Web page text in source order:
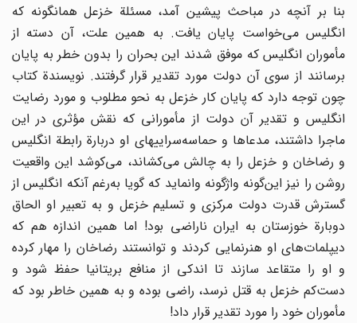
بنا بر آنچه در مباحث پیشین آمد، مسئلة خزعل همانگونه که
انگلیس می‌خواست پایان یافت. به همین علت، آن دسته از
مأموران انگلیس که موفق شدند این بحران را بدون خطر به پایان
برسانند از سوی آن دولت مورد تقدیر قرار گرفتند. نویسندة کتاب
چون توجه دارد که پایان کار خزعل به نحو مطلوب و مورد رضایت
انگلیس و تقدیر آن دولت از مأمورانی که نقش مؤثری در این
ماجرا داشتند، مدعاها و حماسه‌سراییهای او دربارة رابطة انگلیس
و رضاخان و خزعل را به چالش می‌کشاند، می‌کوشد این واقعیت
روشن را نیز این‌گونه واژگونه وانماید که گویا به‌رغم آنکه انگلیس از
گسترش قدرت دولت مرکزی و تسلیم خزعل و به تعبیر او الحاق
دوبارة خوزستان به ایران ناراضی بود! اما همین اندازه هم که
دیپلمات‌های او هنرنمایی کردند و توانستند رضاخان را مهار کرده
و او را متقاعد سازند تا اندکی از منافع بریتانیا حفظ شود و
دست‌کم خزعل به قتل نرسد، راضی بوده و به همین خاطر بود که
مأموران خود را مورد تقدیر قرار داد!